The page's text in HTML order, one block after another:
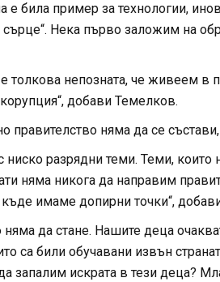
е била пример за технологии,
Нека първо заложим на
е толкова непозната, че живеем
добави Темелков.
правителство няма да се
ниско разрядни теми. Теми,
няма никога да направим
имаме допирни точки“,
да стане. Нашите деца
са били обучавани извън
запалим искрата в тези деца?